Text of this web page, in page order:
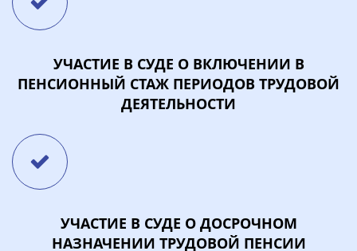
УЧАСТИЕ В СУДЕ О ВКЛЮЧЕНИИ В
ПЕНСИОННЫЙ СТАЖ ПЕРИОДОВ ТРУДОВОЙ
ДЕЯТЕЛЬНОСТИ
УЧАСТИЕ В СУДЕ О ДОСРОЧНОМ
НАЗНАЧЕНИИ ТРУДОВОЙ ПЕНСИИ